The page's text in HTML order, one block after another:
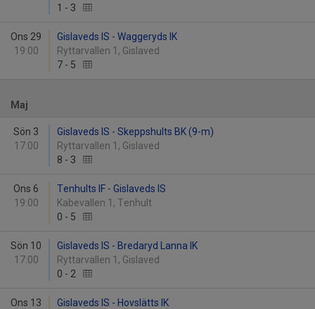
1 - 3
Ons 29
19:00
Gislaveds IS - Waggeryds IK
Ryttarvallen 1, Gislaved
7 - 5
Maj
Sön 3
17:00
Gislaveds IS - Skeppshults BK (9-m)
Ryttarvallen 1, Gislaved
8 - 3
Ons 6
19:00
Tenhults IF - Gislaveds IS
Kabevallen 1, Tenhult
0 - 5
Sön 10
17:00
Gislaveds IS - Bredaryd Lanna IK
Ryttarvallen 1, Gislaved
0 - 2
Ons 13
Gislaveds IS - Hovslätts IK